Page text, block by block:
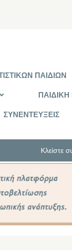
ΠΑΙΔΙΩΝ
ΣΥΝΕΝΤΕΥΞΕΙΣ
Κλείστε